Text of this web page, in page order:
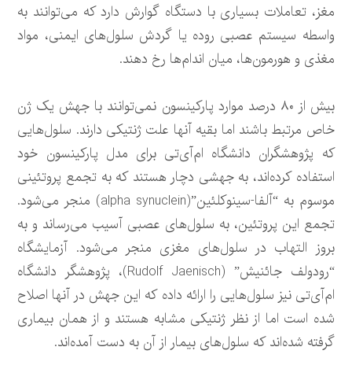
مغز، تعاملات بسیاری با دستگاه گوارش دارد که می‌توانند به
واسطه سیستم عصبی روده یا گردش سلول‌های ایمنی، مواد
مغذی و هورمون‌ها، میان اندام‌ها رخ دهند.
بیش از ۸۰ درصد موارد پارکینسون نمی‌توانند با جهش یک ژن
خاص مرتبط باشند اما بقیه آنها علت ژنتیکی دارند. سلول‌هایی
که پژوهشگران دانشگاه ام‌آی‌تی برای مدل پارکینسون خود
استفاده کرده‌اند، به جهشی دچار هستند که به تجمع پروتئینی
موسوم به “آلفا-سینوکلئین”(alpha synuclein) منجر می‌شود.
تجمع این پروتئین، به سلول‌های عصبی آسیب می‌رساند و به
بروز التهاب در سلول‌های مغزی منجر می‌شود. آزمایشگاه
“رودولف جائنیش” (Rudolf Jaenisch)، پژوهشگر دانشگاه
ام‌آی‌تی نیز سلول‌هایی را ارائه داده که این جهش در آنها اصلاح
شده است اما از نظر ژنتیکی مشابه هستند و از همان بیماری
گرفته شده‌اند که سلول‌های بیمار از آن به دست آمده‌اند.